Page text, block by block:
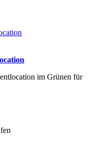
im Grünen für